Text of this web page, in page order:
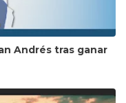
Andrés tras ganar